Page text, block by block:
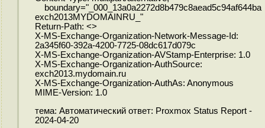
boundary="_000_13a0a2272d8b479c8aead5c94af644ba
exch2013MYDOMAINRU_"
Return-Path: <>
X-MS-Exchange-Organization-Network-Message-Id:
2a345f60-392a-4200-7725-08dc617d079c
X-MS-Exchange-Organization-AVStamp-Enterprise: 1.0
X-MS-Exchange-Organization-AuthSource:
exch2013.mydomain.ru
X-MS-Exchange-Organization-AuthAs: Anonymous
MIME-Version: 1.0
тема: Автоматический ответ: Proxmox Status Report -
2024-04-20